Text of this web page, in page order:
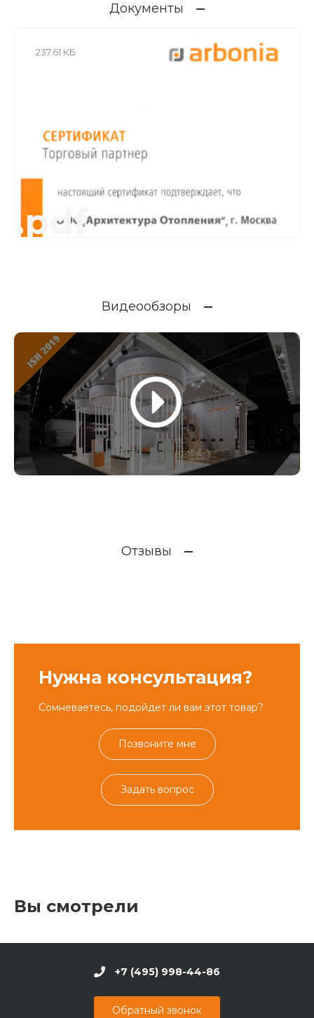
Документы
237.61 КБ
.pdf
Видеообзоры
Отзывы
Нужна консультация?
Сомневаетесь, подойдет ли вам этот товар?
Позвоните мне
Задать вопрос
Вы смотрели
+7 (495) 998-44-86
Обратный звонок